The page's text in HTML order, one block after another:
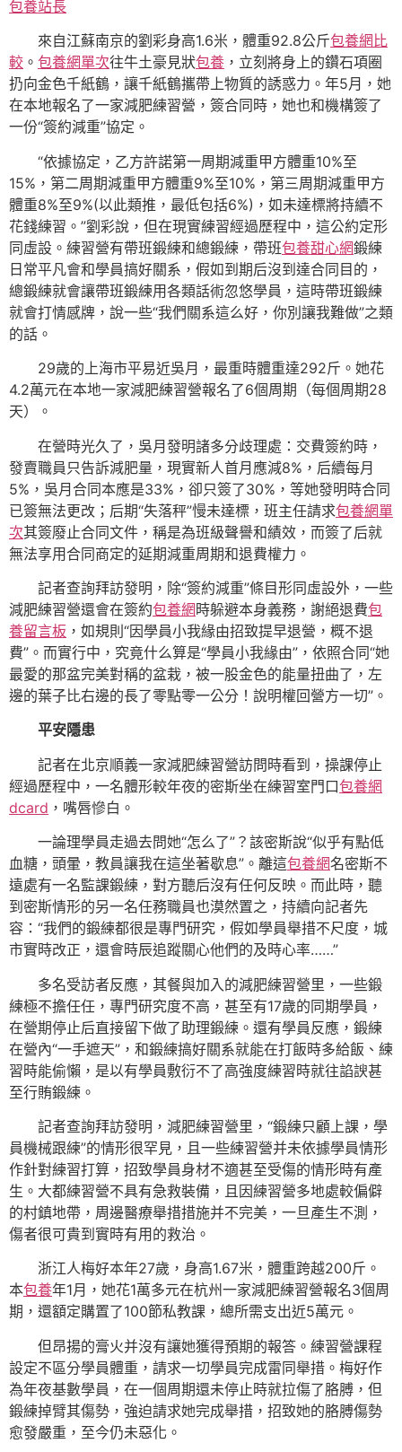
包養站長
來自江蘇南京的劉彩身高1.6米，體重92.8公斤包養網比
較 。 包養網單次往牛土豪見狀包養 ，立刻將身上的鑽石項圈
扔向金色千紙鶴，讓千紙鶴攜帶上物質的誘惑力。年5月，她
在本地報名了一家減肥練習營，簽合同時，她也和機構簽了
一份“簽約減重”協定。
“依據協定，乙方許諾第一周期減重甲方體重10%至
15%，第二周期減重甲方體重9%至10%，第三周期減重甲方
體重8%至9%(以此類推，最低包括6%)，如未達標將持續不
花錢練習。”劉彩說，但在現實練習經過歷程中，這公約定形
同虛設。練習營有帶班鍛練和總鍛練，帶班包養甜心網鍛練
日常平凡會和學員搞好關系，假如到期后沒到達合同目的，
總鍛練就會讓帶班鍛練用各類話術忽悠學員，這時帶班鍛練
就會打情感牌，說一些“我們關系這么好，你別讓我難做”之類
的話。
29歲的上海市平易近吳月，最重時體重達292斤。她花
4.2萬元在本地一家減肥練習營報名了6個周期（每個周期28
天）。
在營時光久了，吳月發明諸多分歧理處：交費簽約時，
發賣職員只告訴減肥量，現實新人首月應減8%，后續每月
5%，吳月合同本應是33%，卻只簽了30%，等她發明時合同
已簽無法更改；后期“失落秤”慢未達標，班主任請求包養網單
次其簽廢止合同文件，稱是為班級聲譽和績效，而簽了后就
無法享用合同商定的延期減重周期和退費權力。
記者查詢拜訪發明，除“簽約減重”條目形同虛設外，一些
減肥練習營還會在簽約包養網時躲避本身義務，謝絕退費包
養留言板 ，如規則“因學員小我緣由招致提早退營，概不退
費”。而實行中，究竟什么算是“學員小我緣由”，依照合同“她
最愛的那盆完美對稱的盆栽，被一股金色的能量扭曲了，左
邊的葉子比右邊的長了零點零一公分！說明權回營方一切”。
平安隱患
記者在北京順義一家減肥練習營訪問時看到，操課停止
經過歷程中，一名體形較年夜的密斯坐在練習室門口包養網
dcard ，嘴唇慘白。
一論理學員走過去問她“怎么了”？該密斯說“似乎有點低
血糖，頭暈，教員讓我在這坐著歇息”。離這包養網名密斯不
遠處有一名監課鍛練，對方聽后沒有任何反映。而此時，聽
到密斯情形的另一名任務職員也漠然置之，持續向記者先
容：“我們的鍛練都很是專門研究，假如學員舉措不尺度，城
市實時改正，還會時辰追蹤關心他們的及時心率……”
多名受訪者反應，其餐與加入的減肥練習營里，一些鍛
練極不擔任任，專門研究度不高，甚至有17歲的同期學員，
在營期停止后直接留下做了助理鍛練。還有學員反應，鍛練
在營內“一手遮天”，和鍛練搞好關系就能在打飯時多給飯、練
習時能偷懶，是以有學員敷衍不了高強度練習時就往諂諛甚
至行賄鍛練。
記者查詢拜訪發明，減肥練習營里，“鍛練只顧上課，學
員機械跟練”的情形很罕見，且一些練習營并未依據學員情形
作針對練習打算，招致學員身材不適甚至受傷的情形時有產
生。大都練習營不具有急救裝備，且因練習營多地處較偏僻
的村鎮地帶，周邊醫療舉措措施并不完美，一旦產生不測，
傷者很可貴到實時有用的救治。
浙江人梅好本年27歲，身高1.67米，體重跨越200斤。
本包養年1月，她花1萬多元在杭州一家減肥練習營報名3個周
期，還額定購置了100節私教課，總所需支出近5萬元。
但昂揚的膏火并沒有讓她獲得預期的報答。練習營課程
設定不區分學員體重，請求一切學員完成雷同舉措。梅好作
為年夜基數學員，在一個周期還未停止時就拉傷了胳膊，但
鍛練掉臂其傷勢，強迫請求她完成舉措，招致她的胳膊傷勢
愈發嚴重，至今仍未惡化。